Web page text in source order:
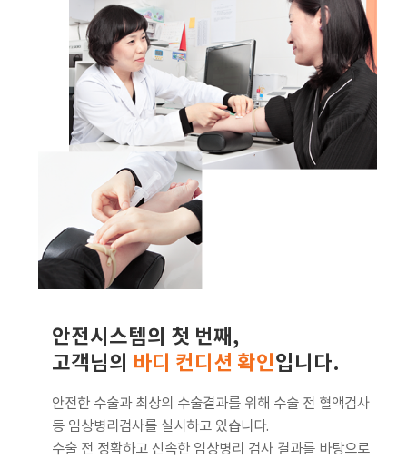
안전시스템의 첫 번째,
고객님의 바디 컨디션 확인입니다.
안전한 수술과 최상의 수술결과를 위해 수술 전 혈액검사
등 임상병리검사를 실시하고 있습니다.
수술 전 정확하고 신속한 임상병리 검사 결과를 바탕으로